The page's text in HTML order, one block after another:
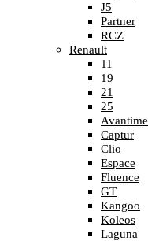
J5
Partner
RCZ
Renault
11
19
21
25
Avantime
Captur
Clio
Espace
Fluence
GT
Kangoo
Koleos
Laguna